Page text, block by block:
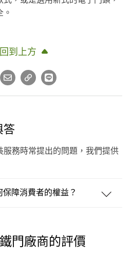
回到上方
答
服務時常提出的問題，我們提供
保障消費者的權益？
門廠商的評價